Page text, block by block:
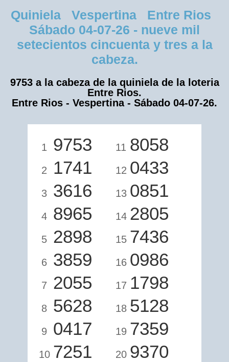
Quiniela Vespertina Entre Rios
Sábado 04-07-26 - nueve mil
setecientos cincuenta y tres a la
cabeza.
9753 a la cabeza de la quiniela de la loteria
Entre Rios.
Entre Rios - Vespertina - Sábado 04-07-26.
1 9753
2 1741
3 3616
4 8965
5 2898
6 3859
7 2055
8 5628
9 0417
10 7251
11 8058
12 0433
13 0851
14 2805
15 7436
16 0986
17 1798
18 5128
19 7359
20 9370